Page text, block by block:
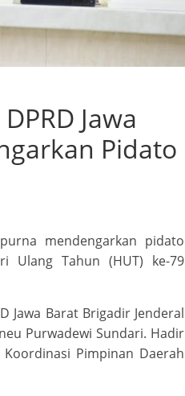
Jawa
Pidato
mendengarkan pidato
Ulang Tahun (HUT) ke-79
Jawa Barat Brigadir Jenderal
Purwadewi Sundari. Hadir
Pimpinan Daerah